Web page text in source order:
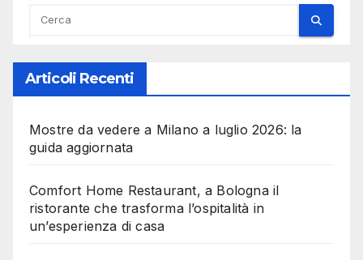
Articoli Recenti
Mostre da vedere a Milano a luglio 2026: la
guida aggiornata
Comfort Home Restaurant, a Bologna il
ristorante che trasforma l’ospitalità in
un’esperienza di casa